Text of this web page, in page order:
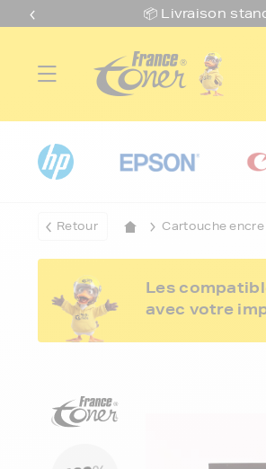
📦 Livraison
Retour Cartouche encre
Les
avec votre